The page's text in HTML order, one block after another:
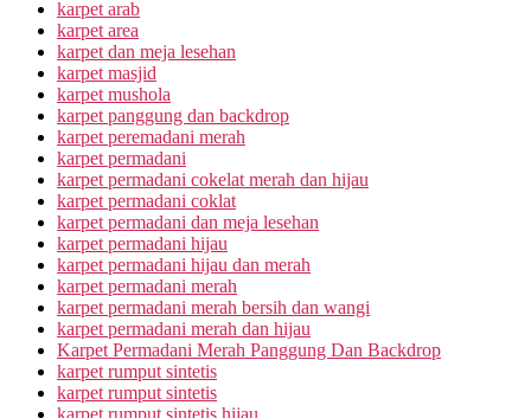
karpet arab
karpet area
karpet dan meja lesehan
karpet masjid
karpet mushola
karpet panggung dan backdrop
karpet peremadani merah
karpet permadani
karpet permadani cokelat merah dan hijau
karpet permadani coklat
karpet permadani dan meja lesehan
karpet permadani hijau
karpet permadani hijau dan merah
karpet permadani merah
karpet permadani merah bersih dan wangi
karpet permadani merah dan hijau
Karpet Permadani Merah Panggung Dan Backdrop
karpet rumput sintetis
karpet rumput sintetis
karpet rumput sintetis hijau